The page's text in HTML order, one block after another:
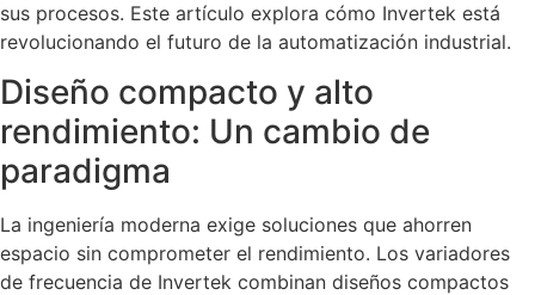
sus procesos. Este artículo explora cómo Invertek está
revolucionando el futuro de la automatización industrial.
Diseño compacto y alto
rendimiento: Un cambio de
paradigma
La ingeniería moderna exige soluciones que ahorren
espacio sin comprometer el rendimiento. Los variadores
de frecuencia de Invertek combinan diseños compactos